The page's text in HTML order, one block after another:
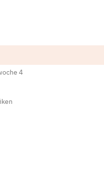
4